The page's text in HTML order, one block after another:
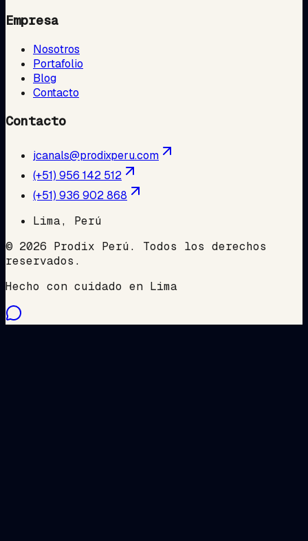
Empresa
Nosotros
Portafolio
Blog
Contacto
Contacto
jcanals@prodixperu.com
(+51) 956 142 512
(+51) 936 902 868
Lima, Perú
© 2026 Prodix Perú. Todos los derechos
reservados.
Hecho con cuidado en Lima